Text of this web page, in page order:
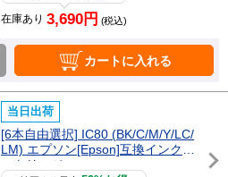
在庫あり 3,690円 (税込)
カートに入れる
当日出荷
[6本自由選択] IC80 (BK/C/M/Y/LC/
LM) エプソン[Epson]互換インクカ
ートリッジ